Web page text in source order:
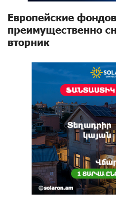
Европейские
преимущественно
вторник